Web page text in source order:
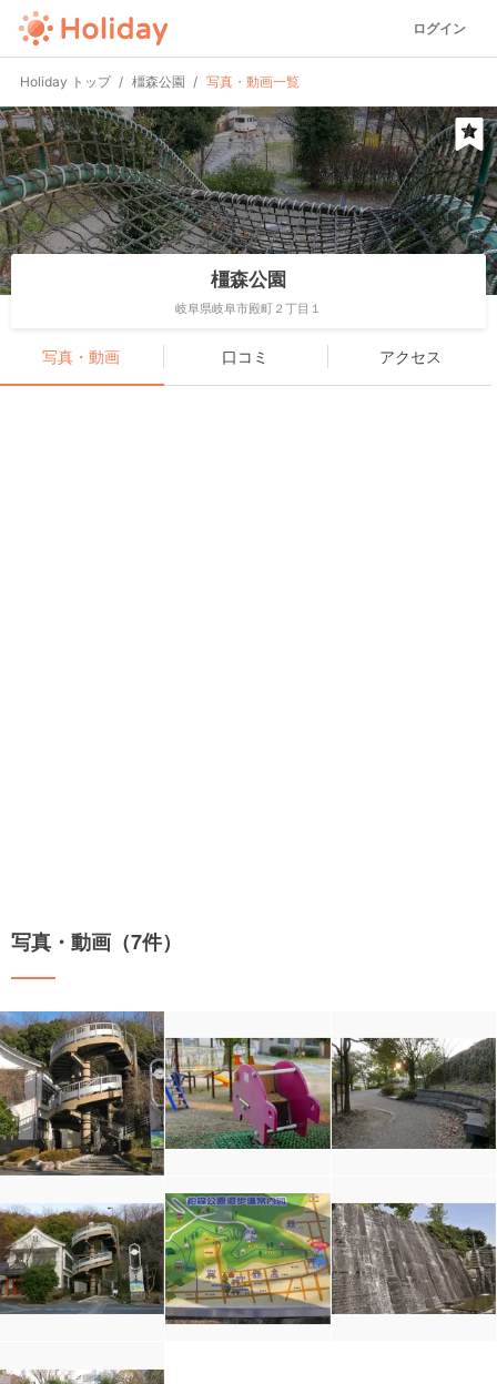
ログイン
Holiday トップ 橿森公園 写真・動画一覧
橿森公園
岐阜県岐阜市殿町２丁目１
写真・動画 口コミ アクセス
写真・動画（7件）